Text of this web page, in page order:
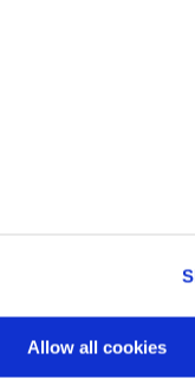
Allow all cookies
Unit of